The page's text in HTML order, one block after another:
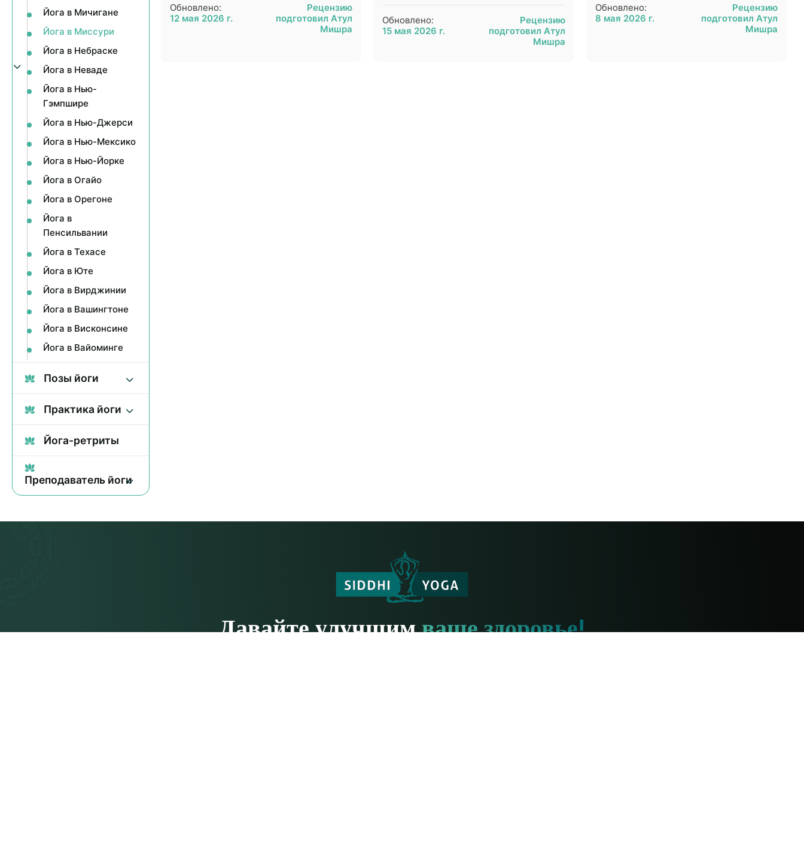
Йога в Мичигане
Йога в Миссури
Йога в Небраске
Йога в Неваде
Йога в Нью-
Гэмпшире
Йога в Нью-Джерси
Йога в Нью-Мексико
Йога в Нью-Йорке
Йога в Огайо
Йога в Орегоне
Йога в
Пенсильвании
Йога в Техасе
Йога в Юте
Йога в Вирджинии
Йога в Вашингтоне
Йога в Висконсине
Йога в Вайоминге
Позы йоги
Практика йоги
Йога-ретриты
Преподаватель йоги
Обновлено:
12 мая 2026 г.
Рецензию
подготовил Атул
Мишра
Обновлено:
15 мая 2026 г.
Рецензию
подготовил Атул
Мишра
Обновлено:
8 мая 2026 г.
Рецензию
подготовил Атул
Мишра
Давайте улучшимваше здоровье!